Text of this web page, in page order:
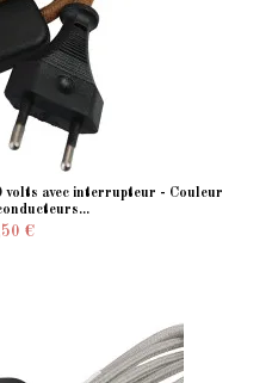
avec interrupteur - Couleur
€